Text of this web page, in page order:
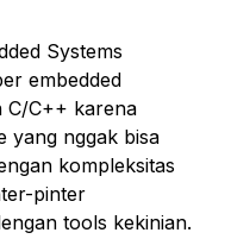
Systems
embedded
C/C++ karena
yang nggak bisa
kompleksitas
pinter
tools kekinian.